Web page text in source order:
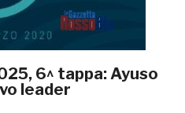
6^ tappa: Ayuso
leader